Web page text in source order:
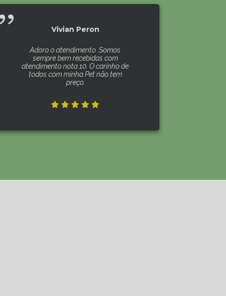
Vivian Peron
Adoro o atendimento .Somos
sempre bem recebidas com
atendimento nota 10. O carinho de
todos com minha Pet não tem
preço.